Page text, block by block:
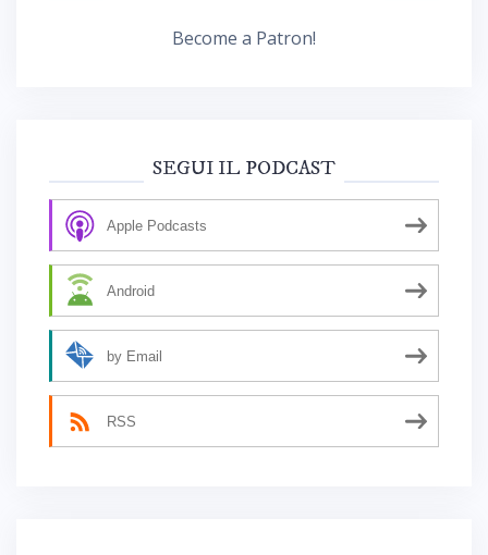
Become a Patron!
SEGUI IL PODCAST
Apple Podcasts
Android
by Email
RSS